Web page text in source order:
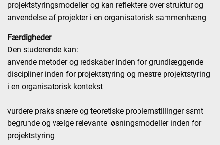
projektstyringsmodeller og kan reflektere over struktur og
anvendelse af projekter i en organisatorisk sammenhæng
Færdigheder
Den studerende kan:
anvende metoder og redskaber inden for grundlæggende
discipliner inden for projektstyring og mestre projektstyring
i en organisatorisk kontekst
vurdere praksisnære og teoretiske problemstillinger samt
begrunde og vælge relevante løsningsmodeller inden for
projektstyring